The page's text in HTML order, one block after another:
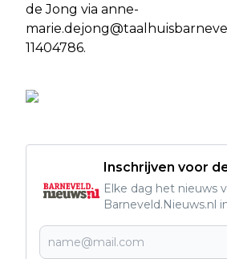
de Jong via anne-
11404786.
Inschrijven voor
Elke dag het nieuws
Barneveld.Nieuws.nl